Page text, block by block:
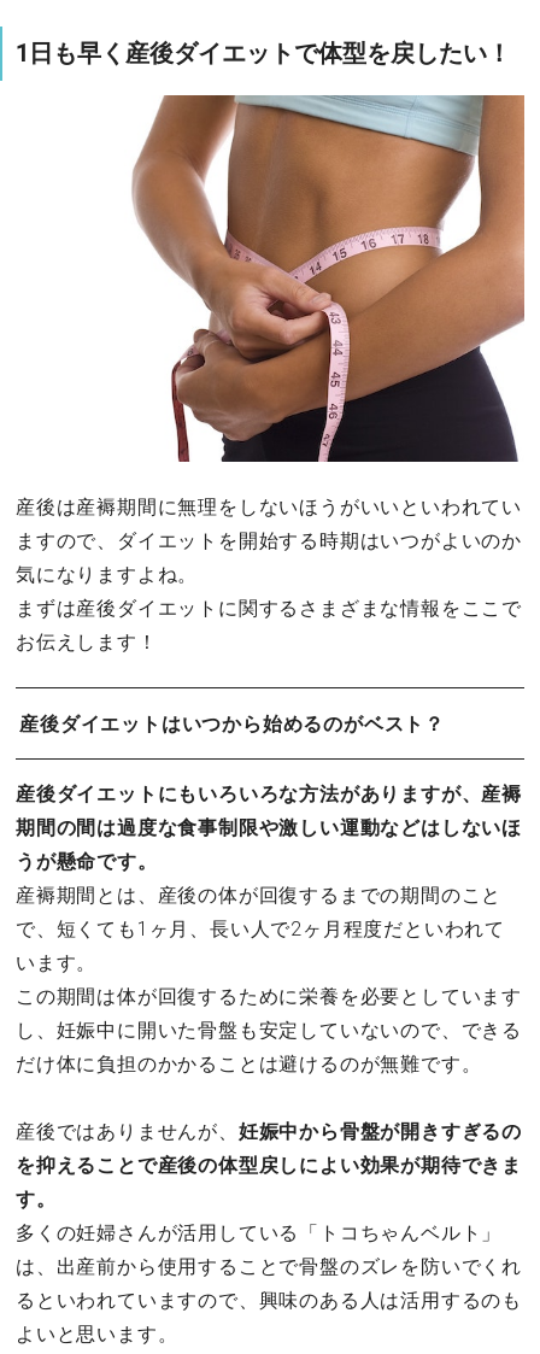
1日も早く産後ダイエットで体型を戻したい！
産後は産褥期間に無理をしないほうがいいといわれてい
ますので、ダイエットを開始する時期はいつがよいのか
気になりますよね。
まずは産後ダイエットに関するさまざまな情報をここで
お伝えします！
産後ダイエットはいつから始めるのがベスト？
産後ダイエットにもいろいろな方法がありますが、産褥
期間の間は過度な食事制限や激しい運動などはしないほ
うが懸命です。
産褥期間とは、産後の体が回復するまでの期間のこと
で、短くても1ヶ月、長い人で2ヶ月程度だといわれて
います。
この期間は体が回復するために栄養を必要としています
し、妊娠中に開いた骨盤も安定していないので、できる
だけ体に負担のかかることは避けるのが無難です。
産後ではありませんが、 妊娠中から骨盤が開きすぎるの
を抑えることで産後の体型戻しによい効果が期待できま
す。
多くの妊婦さんが活用している「トコちゃんベルト」
は、出産前から使用することで骨盤のズレを防いでくれ
るといわれていますので、興味のある人は活用するのも
よいと思います。